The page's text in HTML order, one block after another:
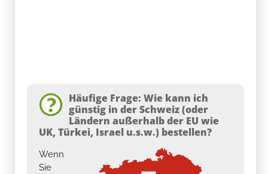
Häufige Frage: Wie kann ich
günstig in der Schweiz (oder
Ländern außerhalb der EU wie
UK, Türkei, Israel u.s.w.) bestellen?
Wenn
Sie